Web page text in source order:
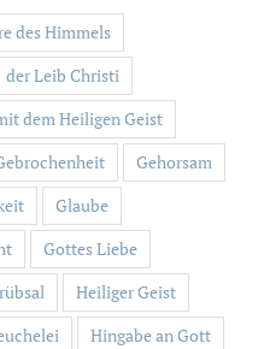
des Himmels
der Leib Christi
dem Heiligen Geist
Gehorsam
Glaube
Gottes Liebe
Heiliger Geist
Hingabe an Gott